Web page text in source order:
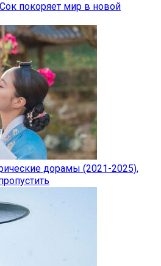
покоряет мир в новой
дорамы (2021-2025),